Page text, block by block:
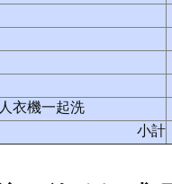
衣機一起洗
小計